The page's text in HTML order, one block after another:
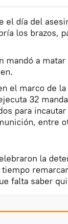
día del
los brazos,
mandó a
el marco de
32
para
entre
la
falta saber